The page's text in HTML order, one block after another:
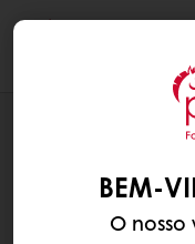
COMO
PANIFICAÇÃO
DO SABOR E
BEM-
O